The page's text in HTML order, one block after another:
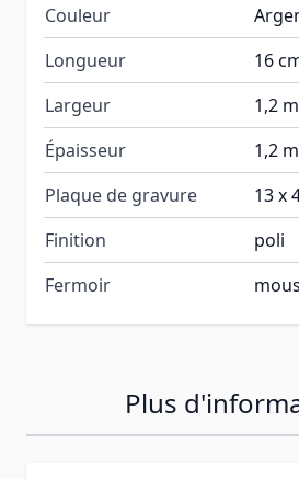
Couleur
Longueur
16
Largeur
1,2
Épaisseur
1,2
Plaque de gravure
13 x
Finition
poli
Fermoir
Plus